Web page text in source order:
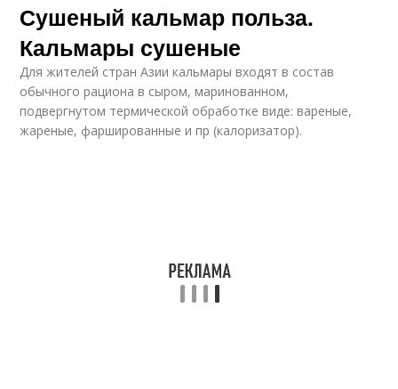
Сушеный кальмар польза.
Кальмары сушеные
Для жителей стран Азии кальмары входят в состав
обычного рациона в сыром, маринованном,
подвергнутом термической обработке виде: вареные,
жареные, фаршированные и пр (калоризатор).